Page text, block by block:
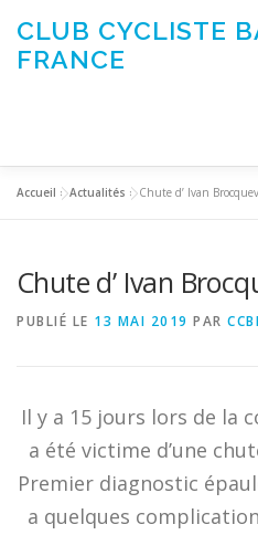
contenu
CLUB CYCLISTE
FRANCE
SORTIES CLUB
Accueil »Actualités »Chute d’ Ivan
Chute d’ Ivan
PUBLIÉ LE 13 MAI 2019 PAR
Il y a 15 jours lors de la
a été victime d’une
Premier diagnostic
a quelques